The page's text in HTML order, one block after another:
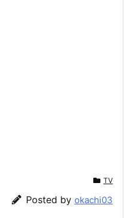
TV
Posted by okachi03